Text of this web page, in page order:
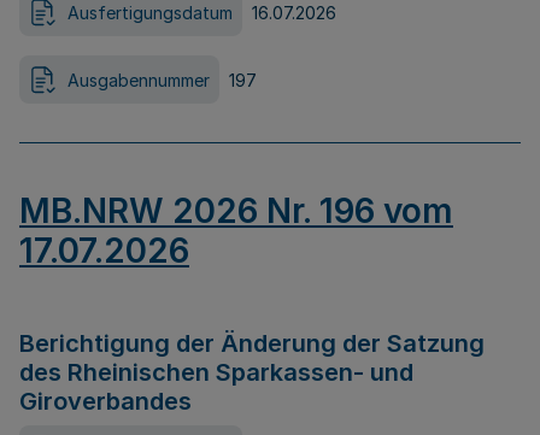
Ausfertigungsdatum 16.07.2026
Ausgabennummer 197
MB.NRW 2026 Nr. 196 vom
17.07.2026
Berichtigung der Änderung der Satzung
des Rheinischen Sparkassen- und
Giroverbandes